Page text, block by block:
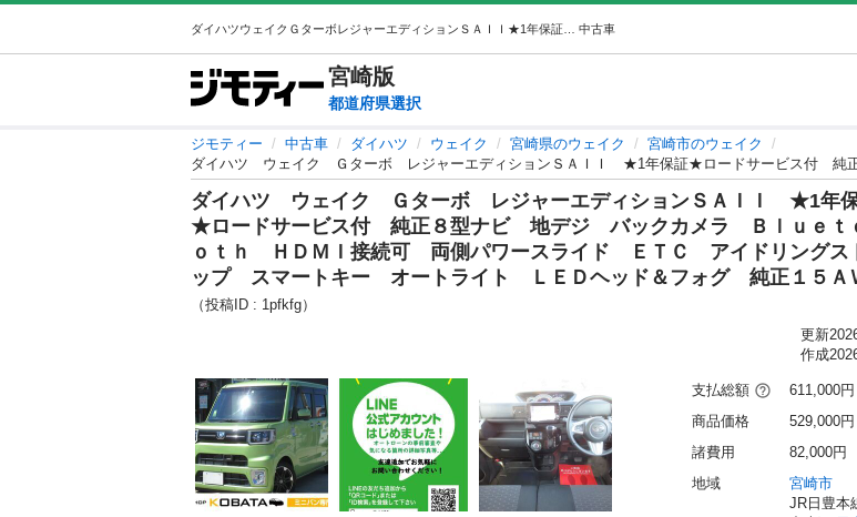
中古車
宮崎版
都道府県選択
ジモティー 中古車 ダイハツ ウェイク 宮崎県のウェイク
宮崎市のウェイク
ダイハツ ウェイク Ｇターボ レジャーエディションＳＡＩＩ ★1年
★ロードサービス付 純正８型ナビ 地デジ バックカメラ Ｂｌｕｅｔ
ｏｔｈ ＨＤＭＩ接続可 両側パワースライド ＥＴＣ アイドリングス
ップ スマートキー オートライト ＬＥＤヘッド＆フォグ 純正１５Ａ
（投稿ID : 1pfkfg）
更新
作成
支払総額
611,000円
商品価格
529,000円
諸費用
82,000円
地域
宮崎市
JR日豊本